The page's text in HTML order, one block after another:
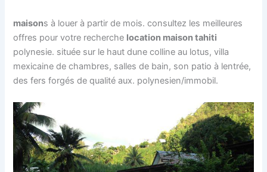
maisons à louer à partir de mois. consultez les meilleures
offres pour votre recherche location maison tahiti
polynesie. située sur le haut dune colline au lotus, villa
mexicaine de chambres, salles de bain, son patio à lentrée,
des fers forgés de qualité aux. polynesien/immobil.